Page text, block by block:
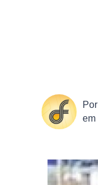
Por
em